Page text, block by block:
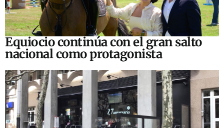
Equiocio continúa con el gran salto
nacional como protagonista